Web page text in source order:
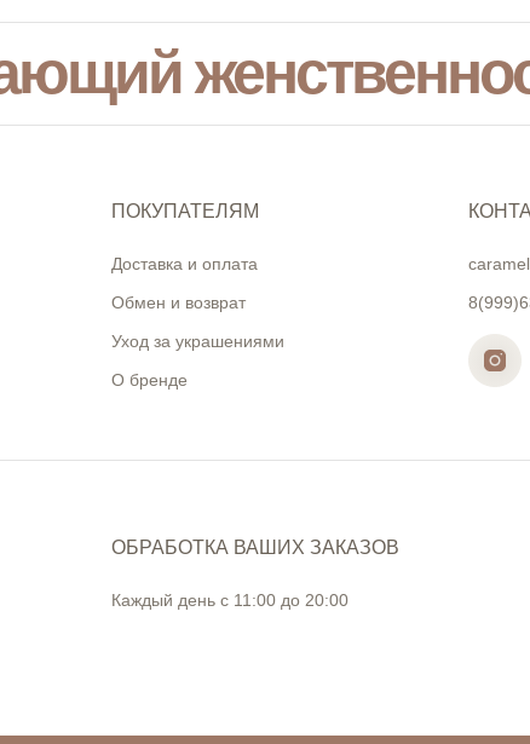
ПОКУПАТЕЛЯМ
Доставка и оплата
Обмен и возврат
Уход за украшениями
О бренде
ОБРАБОТКА ВАШИХ ЗАКАЗОВ
Каждый день с 11:00 до 20:00